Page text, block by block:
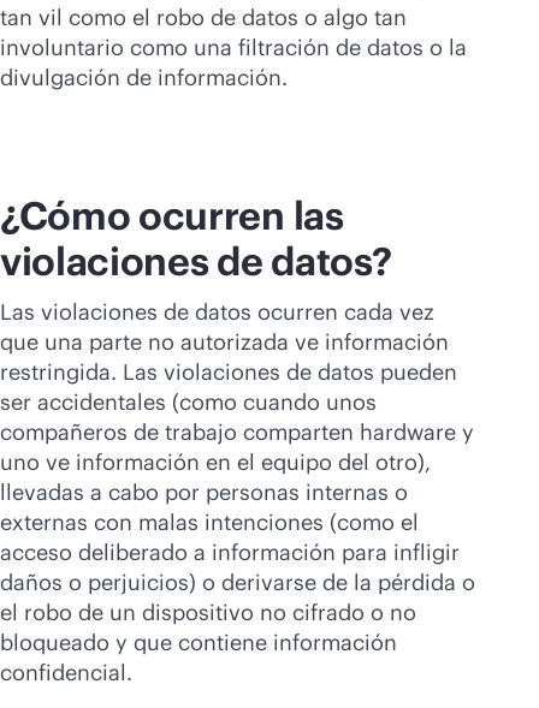
Comprar ahora
tan vil como el robo de datos o algo tan
involuntario como una filtración de datos o la
divulgación de información.
¿Cómo ocurren las
violaciones de datos?
Las violaciones de datos ocurren cada vez
que una parte no autorizada ve información
restringida. Las violaciones de datos pueden
ser accidentales (como cuando unos
compañeros de trabajo comparten hardware y
uno ve información en el equipo del otro),
llevadas a cabo por personas internas o
externas con malas intenciones (como el
acceso deliberado a información para infligir
daños o perjuicios) o derivarse de la pérdida o
el robo de un dispositivo no cifrado o no
bloqueado y que contiene información
confidencial.